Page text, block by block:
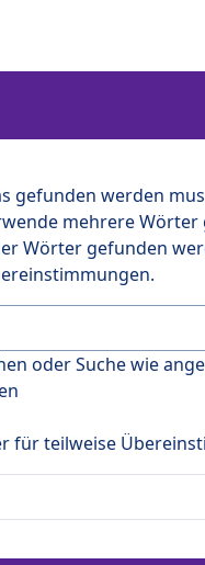
gefunden werden
mehrere
Wörter gefunden
oder Suche wie
für teilweise